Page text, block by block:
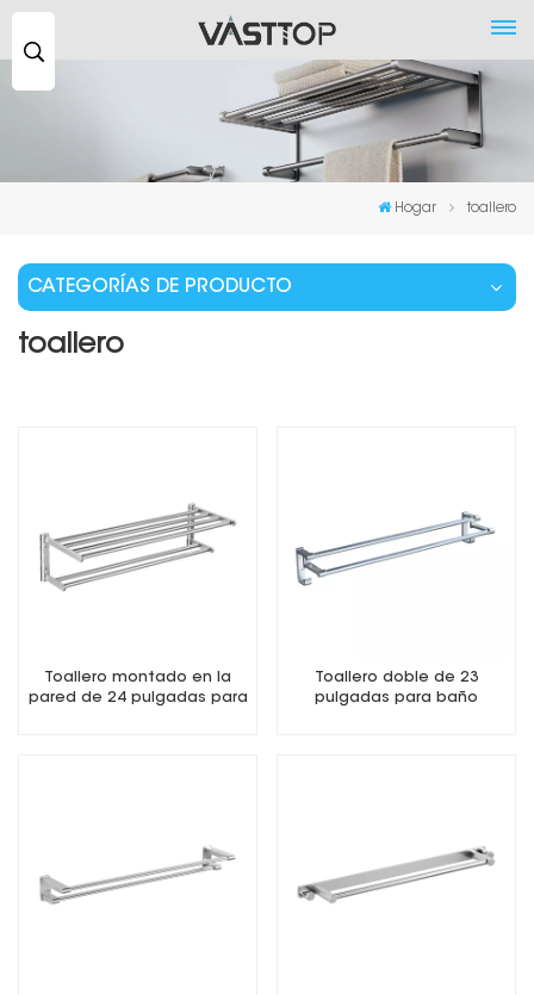
Hogar toallero
CATEGORÍAS DE PRODUCTO
toallero
Toallero montado en la
pared de 24 pulgadas para
Toallero doble de 23
pulgadas para baño